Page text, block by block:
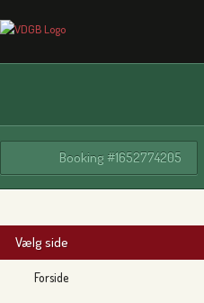
Booking #1652774205
Vælg side
Forside